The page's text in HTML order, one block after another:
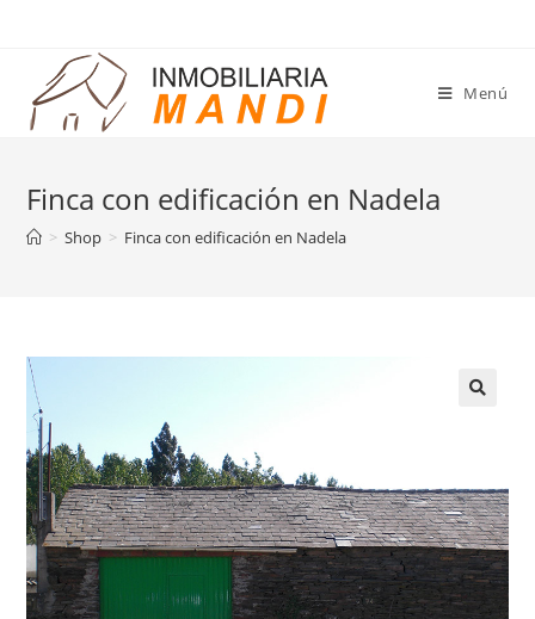
contenido
Menú
Finca con edificación en Nadela
> Shop > Finca con edificación en Nadela